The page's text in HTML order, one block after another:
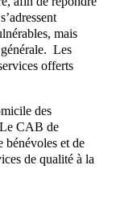
mais
générale. Les
offerts
des
Le CAB de
bénévoles et de
de qualité à la